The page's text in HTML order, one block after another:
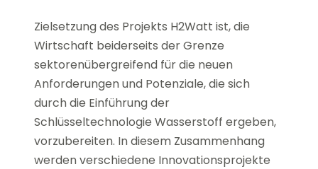
Zielsetzung des Projekts H2Watt ist, die
Wirtschaft beiderseits der Grenze
sektorenübergreifend für die neuen
Anforderungen und Potenziale, die sich
durch die Einführung der
Schlüsseltechnologie Wasserstoff ergeben,
vorzubereiten. In diesem Zusammenhang
werden verschiedene Innovationsprojekte